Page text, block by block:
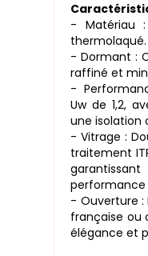
- Matériau :
thermolaqué.
- Dormant :
raffiné et
-
Uw de 1,2,
une isolation
- Vitrage :
traitement
performance
- Ouverture :
française ou
élégance et